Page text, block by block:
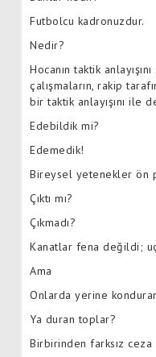
Futbolcu kadronuzdur.
Nedir?
Hocanın taktik
çalışmaların, rakip
bir taktik anlayışını ile
Edebildik mi?
Edemedik!
Bireysel yetenekler ön
Çıktı mı?
Çıkmadı?
Kanatlar fena değildi;
Ama
Onlarda yerine
Ya duran toplar?
Birbirinden farksız